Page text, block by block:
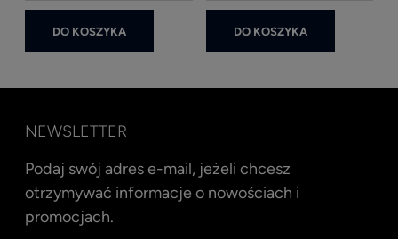
DO KOSZYKA DO KOSZYKA
NEWSLETTER
Podaj swój adres e-mail, jeżeli chcesz
otrzymywać informacje o nowościach i
promocjach.